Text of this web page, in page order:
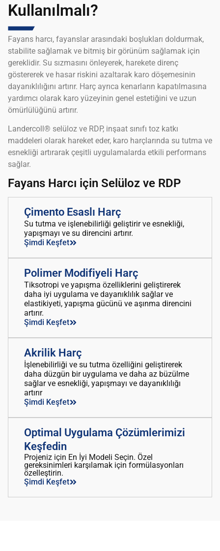
Kullanılmalı?
Fayans harcı, fayanslar arasındaki boşlukları doldurmak,
stabilite sağlamak ve bitmiş bir görünüm sağlamak için
gereklidir. Su sızmasını önleyerek, harekete direnç
göstererek ve hasar riskini azaltarak karo döşemesinin
dayanıklılığını artırır. Harç ayrıca kenarların kapatılmasına
yardımcı olarak karo yüzeyinin genel estetiğini ve uzun
ömürlülüğünü artırır.
Landercoll® selüloz ve RDP, inşaat sınıfı toz katkı
maddeleri olarak hareket eder, karo harçlarında su tutma ve
esnekliği artırarak çeşitli uygulamalarda etkili performans
sağlar.
Fayans Harcı için Selüloz ve RDP
Çimento Esaslı Harç
Su tutma ve işlenebilirliği geliştirir ve esnekliği,
yapışmayı ve su direncini artırır.
Şimdi Keşfet
Polimer Modifiyeli Harç
Tiksotropi ve yapışma özelliklerini geliştirerek
daha iyi uygulama ve dayanıklılık sağlar ve
elastikiyeti, yapışma gücünü ve aşınma direncini
artırır.
Şimdi Keşfet
Akrilik Harç
İşlenebilirliği ve su tutma özelliğini geliştirerek
daha düzgün bir uygulama ve daha az büzülme
sağlar ve esnekliği, yapışmayı ve dayanıklılığı
artırır
Şimdi Keşfet
Optimal Uygulama Çözümlerimizi
Keşfedin
Projeniz için En İyi Modeli Seçin. Özel
gereksinimleri karşılamak için formülasyonları
özelleştirin.
Şimdi Keşfet